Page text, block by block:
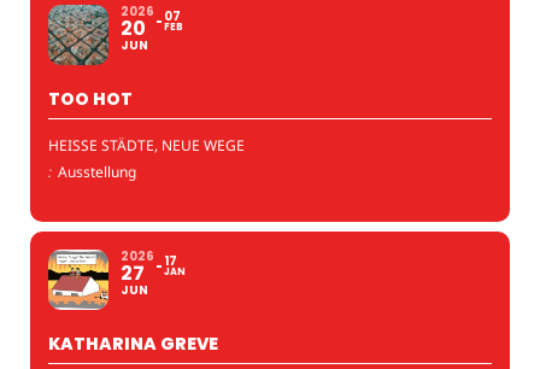
2026
20
JUN
07
FEB
TOO HOT
HEISSE STÄDTE, NEUE WEGE
: Ausstellung
2026
27
JUN
17
JAN
KATHARINA GREVE